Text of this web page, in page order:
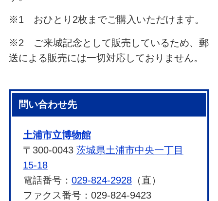
※1 おひとり2枚までご購入いただけます。
※2 ご来城記念として販売しているため、郵
送による販売には一切対応しておりません。
問い合わせ先
土浦市立博物館
〒300-0043 茨城県土浦市中央一丁目
15-18
電話番号： 029-824-2928（直）
ファクス番号：029-824-9423